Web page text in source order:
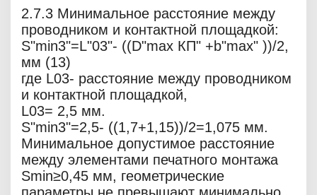
2.7.3 Минимальное расстояние между
проводником и контактной площадкой:
S"min3"=L"03"- ((D"max КП" +b"max" ))/2,
мм (13)
где L03- расстояние между проводником
и контактной площадкой,
L03= 2,5 мм.
S"min3"=2,5- ((1,7+1,15))/2=1,075 мм.
Минимальное допустимое расстояние
между элементами печатного монтажа
Smin≥0,45 мм, геометрические